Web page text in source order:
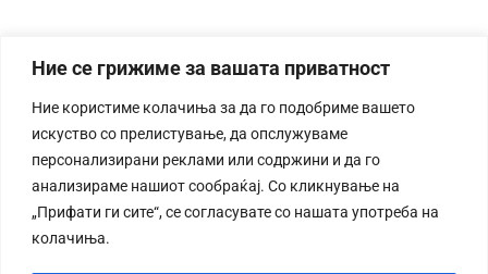
Ние се грижиме за вашата приватност
Ние користиме колачиња за да го подобриме вашето
искуство со прелистување, да опслужуваме
персонализирани реклами или содржини и да го
анализираме нашиот сообраќај. Со кликнување на
„Прифати ги сите“, се согласувате со нашата употреба на
колачиња.